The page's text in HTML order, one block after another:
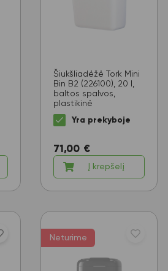
Šiukšliadėžė Tork Mini
Bin B2 (226100), 20 l,
baltos spalvos,
plastikinė
Yra prekyboje
71,00 €
Į krepšelį
Neturime